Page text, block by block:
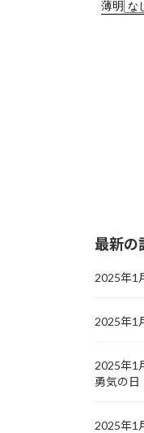
最新の
2025年1
2025年1
2025年1
勇気の日
2025年1